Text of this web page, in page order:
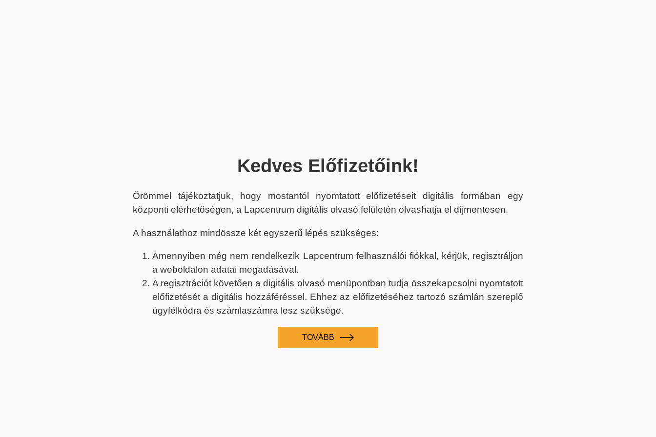
Kedves Előfizetőink!
Örömmel tájékoztatjuk, hogy mostantól nyomtatott előfizetéseit digitális formában egy
központi elérhetőségen, a Lapcentrum digitális olvasó felületén olvashatja el díjmentesen.
A használathoz mindössze két egyszerű lépés szükséges:
Amennyiben még nem rendelkezik Lapcentrum felhasználói fiókkal, kérjük, regisztráljon
a weboldalon adatai megadásával.
A regisztrációt követően a digitális olvasó menüpontban tudja összekapcsolni nyomtatott
előfizetését a digitális hozzáféréssel. Ehhez az előfizetéséhez tartozó számlán szereplő
ügyfélkódra és számlaszámra lesz szüksége.
TOVÁBB